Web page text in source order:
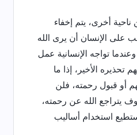
أخرى، يتم إخفاء
على الإنسان أن يرى الله
تواجه الإنسانية عمل
تحذيره الأخير، إذا ما
أو قبول رحمته، فلن
يتراجع الله عن رحمته،
استخدام أساليب